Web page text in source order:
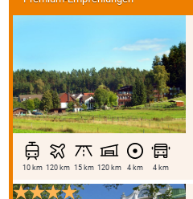
10 km 120 km 15 km 120 km 4 km 4 km